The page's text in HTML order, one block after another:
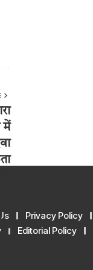
Privacy Policy
Editorial Policy